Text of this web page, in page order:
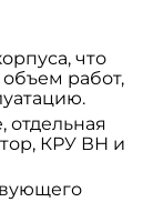
что
работ,
отдельная
КРУ ВН и